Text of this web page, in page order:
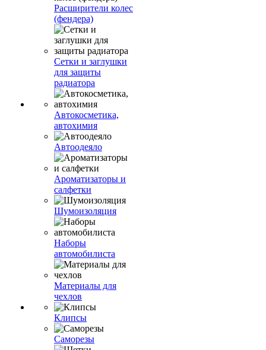
Расширители колес
(фендера)
Сетки и заглушки
для защиты
радиатора
Автокосметика,
автохимия
Автоодеяло
Ароматизаторы и
салфетки
Шумоизоляция
Наборы
автомобилиста
Материалы для
чехлов
Клипсы
Саморезы